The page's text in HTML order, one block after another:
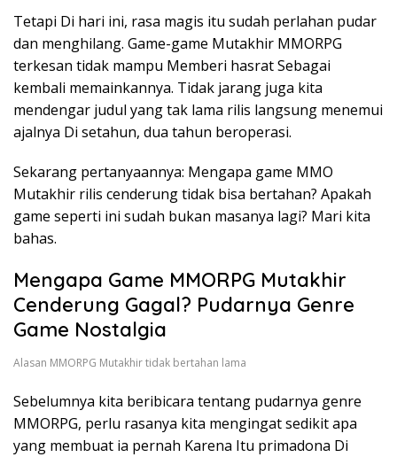
Tetapi Di hari ini, rasa magis itu sudah perlahan pudar
dan menghilang. Game-game Mutakhir MMORPG
terkesan tidak mampu Memberi hasrat Sebagai
kembali memainkannya. Tidak jarang juga kita
mendengar judul yang tak lama rilis langsung menemui
ajalnya Di setahun, dua tahun beroperasi.
Sekarang pertanyaannya: Mengapa game MMO
Mutakhir rilis cenderung tidak bisa bertahan? Apakah
game seperti ini sudah bukan masanya lagi? Mari kita
bahas.
Mengapa Game MMORPG Mutakhir
Cenderung Gagal? Pudarnya Genre
Game Nostalgia
Alasan MMORPG Mutakhir tidak bertahan lama
Sebelumnya kita beribicara tentang pudarnya genre
MMORPG, perlu rasanya kita mengingat sedikit apa
yang membuat ia pernah Karena Itu primadona Di